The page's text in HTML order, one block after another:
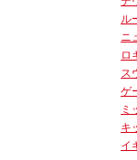
ル
ニ
ロ
ス
ゲ
ミ
キ
イ